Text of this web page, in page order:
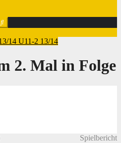
14 U11-2 13/14
2. Mal in Folge
Spielbericht